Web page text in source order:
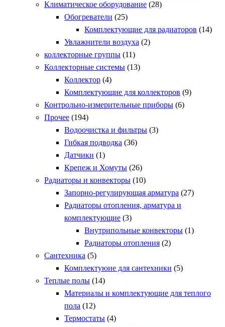
Климатическое оборудование (28)
Обогреватели (25)
Комплектующие для радиаторов (14)
Увлажнители воздуха (2)
коллекторные группы (11)
Коллекторные системы (13)
Коллектор (4)
Комплектующие для коллекторов (9)
Контрольно-измерительные приборы (6)
Прочее (194)
Водоочистка и фильтры (3)
Гибкая подводка (36)
Датчики (1)
Крепеж и Хомуты (26)
Радиаторы и конвекторы (10)
Запорно-регулирующая арматура (27)
Радиаторы отопления, арматура и
комплектующие (3)
Внутрипольные конвекторы (1)
Радиаторы отопления (2)
Сантехника (5)
Комплектуюие для сантехники (5)
Теплые полы (14)
Материалы и комплектующие для теплого
пола (12)
Термостаты (4)